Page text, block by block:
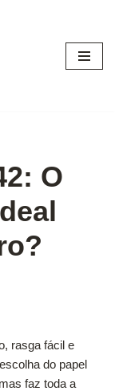
O
rasga fácil e
do papel
faz toda a